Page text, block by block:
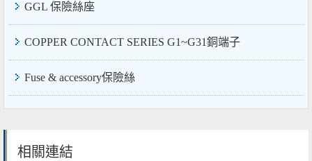
GGL 保險絲座
COPPER CONTACT SERIES G1~G31銅端子
Fuse & accessory保險絲
相關連結